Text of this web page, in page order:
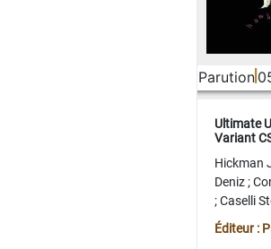
Parution
Ultimate
Variant
Hickman
Deniz;
;Caselli
Juan
Éditeur :